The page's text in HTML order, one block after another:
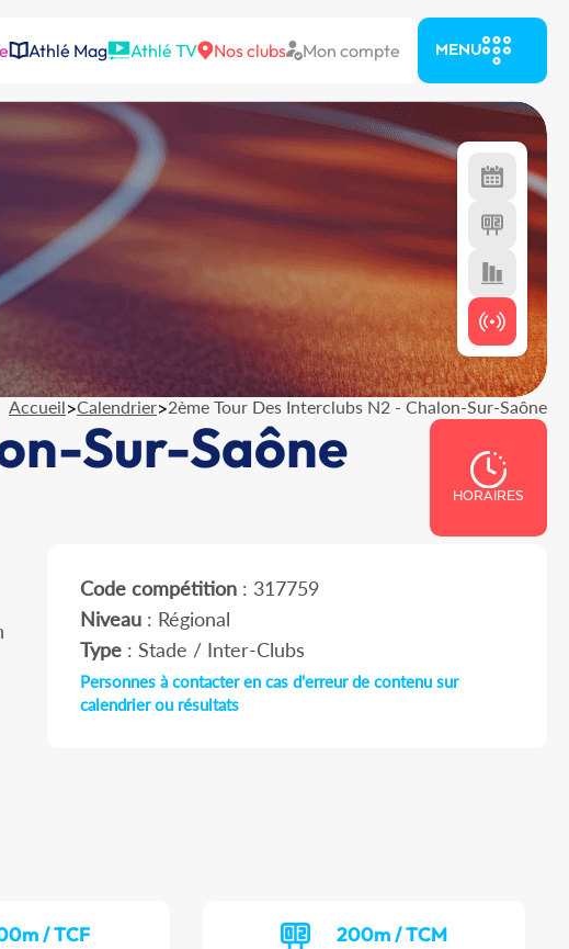
Athlé Mag Athlé TV Nos clubs Mon compte MENU
Accueil>Calendrier>2ème Tour Des Interclubs N2 - Chalon-Sur-Saône
Sur-Saône
HORAIRES
Code compétition: 317759
Niveau: Régional
Type: Stade / Inter-Clubs
Personnes à contacter en cas d'erreur de contenu sur
calendrier ou résultats
/ TCF 200m / TCM